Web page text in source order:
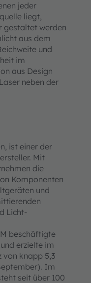
jeder
liegt,
gestaltet werden
aus dem
und
im
aus Design
neben der
ist einer der
Mit
die
Komponenten
und
Licht-
beschäftigte
erzielte im
von knapp 5,3
Im
seit über 100